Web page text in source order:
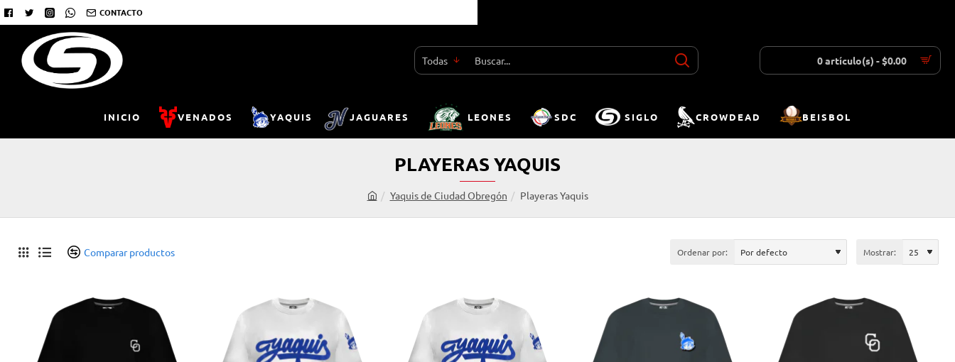
CONTACTO
Todas
Buscar... 0 artículo(s) - $0.00
INICIO VENADOS YAQUIS JAGUARES LEONES SDC SIGLO CROWDEAD BEISBOL
PLAYERAS YAQUIS
o
Yaquis de Ciudad Obregón Playeras Yaquis
Comparar productos Ordenar por: Mostrar: